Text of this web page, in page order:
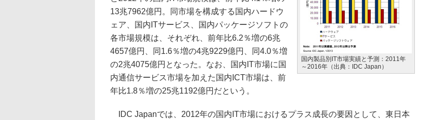
国内製品別IT市場実績と予測：2011年
～2016年（出典：IDC Japan）
13兆7962億円。同市場を構成する国内ハードウ
ェア、国内ITサービス、国内パッケージソフトの
各市場規模は、それぞれ、前年比6.2％増の6兆
4657億円、同1.6％増の4兆9229億円、同4.0％増
の2兆4075億円となった。なお、国内IT市場に国
内通信サービス市場を加えた国内ICT市場は、前
年比1.8％増の25兆1192億円だという。
IDC Japanでは、2012年の国内IT市場におけるプラス成長の要因として、東日本